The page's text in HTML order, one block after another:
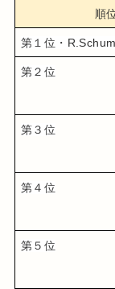
順
第１位・
第２位
第３位
第４位
第５位